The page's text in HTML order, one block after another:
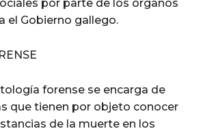
por parte de los órganos
el Gobierno gallego.
forense se encarga de
que tienen por objeto conocer
de la muerte en los